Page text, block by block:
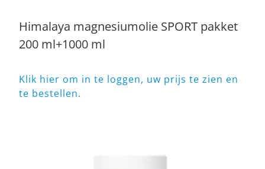
Himalaya magnesiumolie SPORT pakket
200 ml+1000 ml
Klik hier om in te loggen, uw prijs te zien en
te bestellen.